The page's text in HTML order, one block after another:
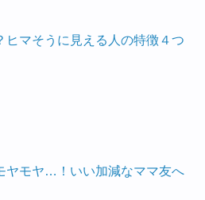
ヒマそうに見える人の特徴４つ
ヤモヤ…！いい加減なママ友へ